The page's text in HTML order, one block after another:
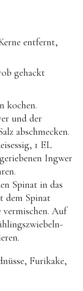
entfernt,
gehackt
kochen.
und der
abschmecken.
1 EL
Ingwer
Spinat in das
dem Spinat
Auf
Furikake,